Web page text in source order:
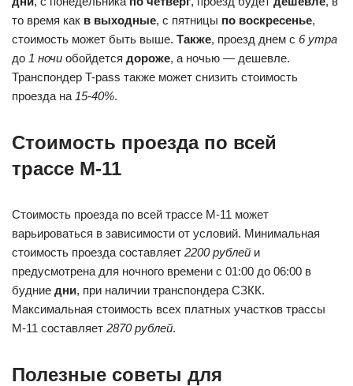
то время как в выходные, с пятницы по воскресенье,
стоимость может быть выше. Также, проезд днем с 6 утра
до 1 ночи обойдется дороже, а ночью — дешевле.
Транспондер T-pass также может снизить стоимость
проезда на 15-40%.
Стоимость проезда по всей
трассе М-11
Стоимость проезда по всей трассе М-11 может
варьироваться в зависимости от условий. Минимальная
стоимость проезда составляет 2200 рублей и
предусмотрена для ночного времени с 01:00 до 06:00 в
будние дни, при наличии транспондера СЗКК.
Максимальная стоимость всех платных участков трассы
М-11 составляет 2870 рублей.
Полезные советы для